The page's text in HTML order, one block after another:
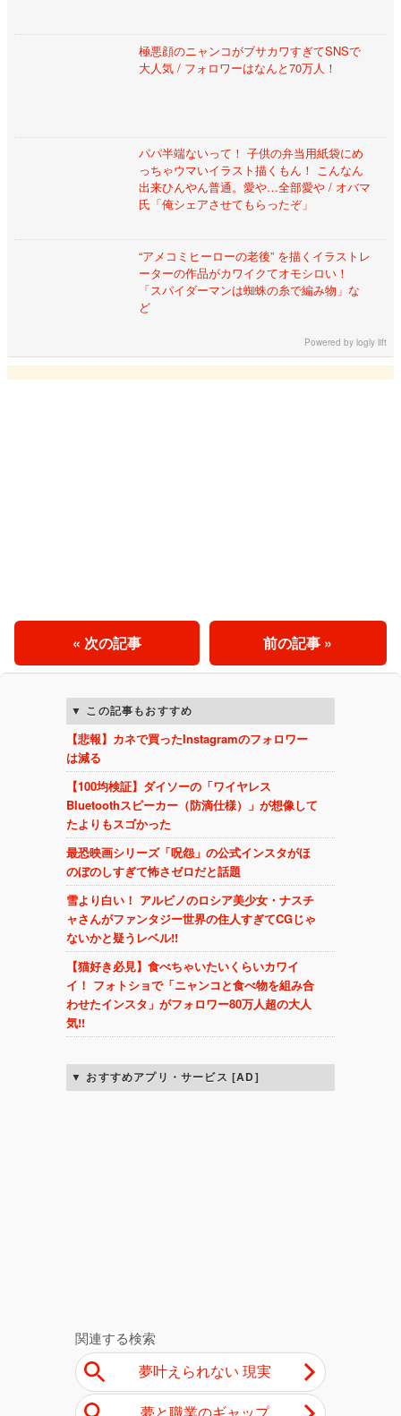
極悪顔のニャンコがブサカワすぎてSNSで
大人気 / フォロワーはなんと70万人！
パパ半端ないって！ 子供の弁当用紙袋にめ
っちゃウマいイラスト描くもん！ こんなん
出来ひんやん普通。愛や…全部愛や / オバマ
氏「俺シェアさせてもらったぞ」
“アメコミヒーローの老後” を描くイラストレ
ーターの作品がカワイクてオモシロい！
「スパイダーマンは蜘蛛の糸で編み物」な
ど
Powered bylogly lift
前の記事 »
« 次の記事
この記事もおすすめ
【悲報】カネで買ったInstagramのフォロワー
は減る
【100均検証】ダイソーの「ワイヤレス
Bluetoothスピーカー（防滴仕様）」が想像して
たよりもスゴかった
最恐映画シリーズ「呪怨」の公式インスタがほ
のぼのしすぎて怖さゼロだと話題
雪より白い！ アルビノのロシア美少女・ナスチ
ャさんがファンタジー世界の住人すぎてCGじゃ
ないかと疑うレベル!!
【猫好き必見】食べちゃいたいくらいカワイ
イ！ フォトショで「ニャンコと食べ物を組み合
わせたインスタ」がフォロワー80万人超の大人
気!!
おすすめアプリ・サービス [AD]